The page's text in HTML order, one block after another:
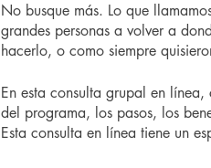
No busque más. Lo que
grandes personas a volver a
hacerlo, o como siempre
En esta consulta grupal en
del programa, los pasos, los
Esta consulta en línea tiene un